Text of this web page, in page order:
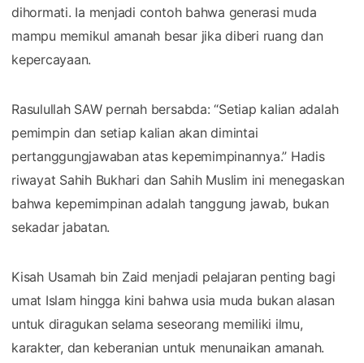
dihormati. Ia menjadi contoh bahwa generasi muda
mampu memikul amanah besar jika diberi ruang dan
kepercayaan.
Rasulullah SAW pernah bersabda: “Setiap kalian adalah
pemimpin dan setiap kalian akan dimintai
pertanggungjawaban atas kepemimpinannya.” Hadis
riwayat Sahih Bukhari dan Sahih Muslim ini menegaskan
bahwa kepemimpinan adalah tanggung jawab, bukan
sekadar jabatan.
Kisah Usamah bin Zaid menjadi pelajaran penting bagi
umat Islam hingga kini bahwa usia muda bukan alasan
untuk diragukan selama seseorang memiliki ilmu,
karakter, dan keberanian untuk menunaikan amanah.